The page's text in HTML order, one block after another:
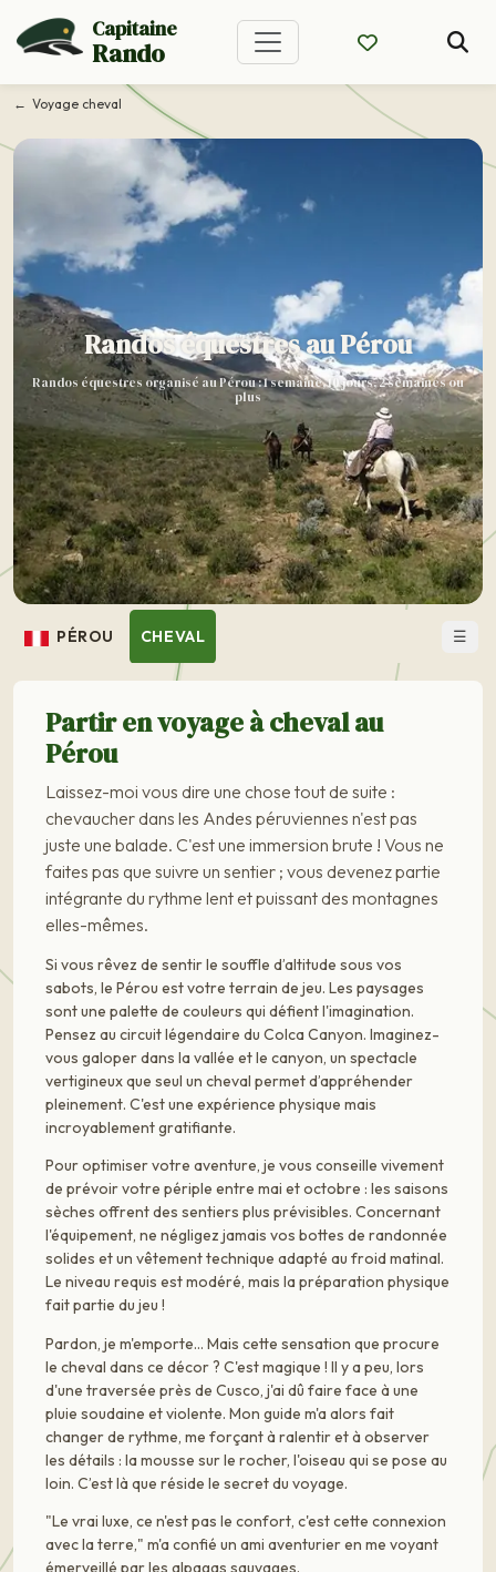
Capitaine
Rando
Voyage cheval
Randos équestres au Pérou
Randos équestres organisé au Pérou : 1 semaine, 10 jours, 2 semaines ou
plus
PÉROU CHEVAL ☰
Partir en voyage à cheval au
Pérou
Laissez-moi vous dire une chose tout de suite :
chevaucher dans les Andes péruviennes n'est pas
juste une balade. C'est une immersion brute ! Vous ne
faites pas que suivre un sentier ; vous devenez partie
intégrante du rythme lent et puissant des montagnes
elles-mêmes.
Si vous rêvez de sentir le souffle d’altitude sous vos
sabots, le Pérou est votre terrain de jeu. Les paysages
sont une palette de couleurs qui défient l'imagination.
Pensez au circuit légendaire du Colca Canyon. Imaginez-
vous galoper dans la vallée et le canyon, un spectacle
vertigineux que seul un cheval permet d’appréhender
pleinement. C'est une expérience physique mais
incroyablement gratifiante.
Pour optimiser votre aventure, je vous conseille vivement
de prévoir votre périple entre mai et octobre : les saisons
sèches offrent des sentiers plus prévisibles. Concernant
l'équipement, ne négligez jamais vos bottes de randonnée
solides et un vêtement technique adapté au froid matinal.
Le niveau requis est modéré, mais la préparation physique
fait partie du jeu !
Pardon, je m'emporte… Mais cette sensation que procure
le cheval dans ce décor ? C'est magique ! Il y a peu, lors
d'une traversée près de Cusco, j'ai dû faire face à une
pluie soudaine et violente. Mon guide m'a alors fait
changer de rythme, me forçant à ralentir et à observer
les détails : la mousse sur le rocher, l'oiseau qui se pose au
loin. C’est là que réside le secret du voyage.
"Le vrai luxe, ce n'est pas le confort, c'est cette connexion
avec la terre," m'a confié un ami aventurier en me voyant
émerveillé par les alpagas sauvages.